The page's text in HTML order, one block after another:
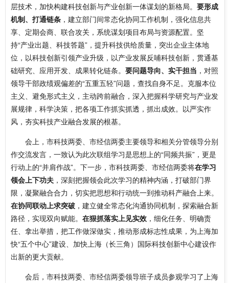
层技术，加快构建科技创新与产业创新一体谋划的新格局。 要形成
机制、打通链条 ，建立部门间常态化协同工作机制，强化信息共
享、定期会商、联合攻关，系统谋划项目布局与资源配置。坚
持“产业出题、科技答题”，提升科技供给质量，突出企业主体地
位，以科技创新引领产业升级，以产业发展反哺科技创新，贯通基
础研究、应用开发、成果转化链条。 要问题导向、实干担当 ，对照
领导干部政绩观偏差的“五重五轻”问题，查找自身不足。克服本位
主义、避免形式主义，主动跨前融合，深入把握科学研究与产业发
展规律，科学决策，把各项工作抓实抓透，抓出成效。以严实作
风，夯实科技产业融合发展的根基。
会上，市科技两委、市经信两委主要领导和相关分管领导分别
作交流发言，一致认为此次联组学习是思想上的“同频共振”，更是
行动上的“并肩作战”。下一步，市科技两委、市经信两委将在学习
领会上下功夫 ，深刻把握领会此次学习的精神内涵，打破部门界
限，凝聚融合合力，切实把思想和行动统一到推动科产融合上来。
在协同联动上求突破 ，建立健全常态化沟通协同机制，探索融合新
路径，实现双向赋能。 在狠抓落实上见实效 ，细化任务、明确责
任、拿出举措，把工作做深做实，推动形成标志性成果，为上海加
快“五个中心”建设、加快上海（长三角）国际科技创新中心建设作
出新的更大贡献。
会后，市科技两委、市经信两委领导班子成员参观学习了上海